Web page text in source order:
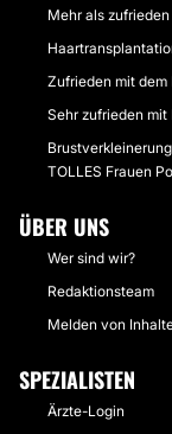
Mehr als
Zufrieden mit
Sehr zufrieden
TOLLES Frauen
ÜBER UNS
Wer sind wir?
Redaktionsteam
Melden von
SPEZIALISTEN
Ärzte-Login